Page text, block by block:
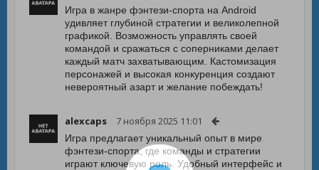
Игра в жанре фэнтези-спорта на Android
удивляет глубиной стратегии и великолепной
графикой. Возможность управлять своей
командой и сражаться с соперниками делает
каждый матч захватывающим. Кастомизация
персонажей и высокая конкуренция создают
невероятный азарт и желание побеждать!
alexcaps 7 ноября 2025 11:01
Игра предлагает уникальный опыт в мире
фэнтези-спорта, где команды и стратегии
играют ключевую роль. Удобный интерфейс и